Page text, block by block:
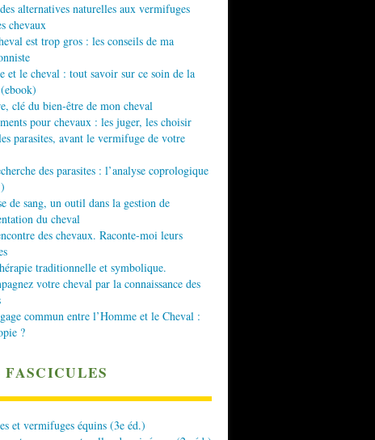
alternatives naturelles aux vermifuges
chevaux
est trop gros : les conseils de ma
et le cheval : tout savoir sur ce soin de la
clé du bien-être de mon cheval
pour chevaux : les juger, les choisir
parasites, avant le vermifuge de votre
des parasites : l’analyse coprologique
de sang, un outil dans la gestion de
du cheval
des chevaux. Raconte-moi leurs
traditionnelle et symbolique.
votre cheval par la connaissance des
commun entre l’Homme et le Cheval :
?
FASCICULES
et vermifuges équins (3e éd.)